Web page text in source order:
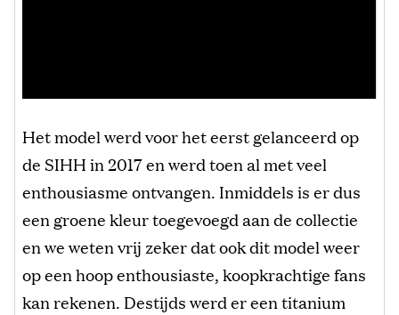
Het model werd voor het eerst gelanceerd op
de SIHH in 2017 en werd toen al met veel
enthousiasme ontvangen. Inmiddels is er dus
een groene kleur toegevoegd aan de collectie
en we weten vrij zeker dat ook dit model weer
op een hoop enthousiaste, koopkrachtige fans
kan rekenen. Destijds werd er een titanium